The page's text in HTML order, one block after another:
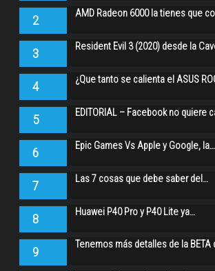
2 AMD Radeon 6000 la tienes que
3 Resident Evil 3 (2020) desde la
4 ¿Que tanto se calienta el ASUS
5 EDITORIAL – Facebook no quiere
6 Epic Games Vs Apple y Google, la…
7 Las 7 cosas que debe saber del…
8 Huawei P40 Pro y P40 Lite ya…
9 Tenemos más detalles de la BETA